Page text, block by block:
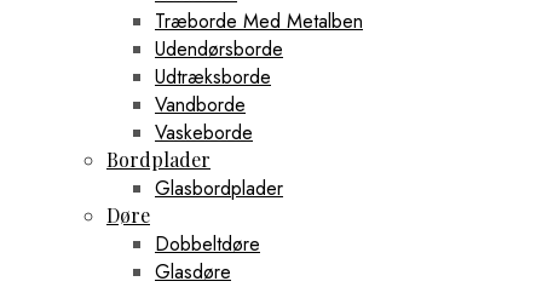
Træborde Med Metalben
Udendørsborde
Udtræksborde
Vandborde
Vaskeborde
Bordplader
Glasbordplader
Døre
Dobbeltdøre
Glasdøre